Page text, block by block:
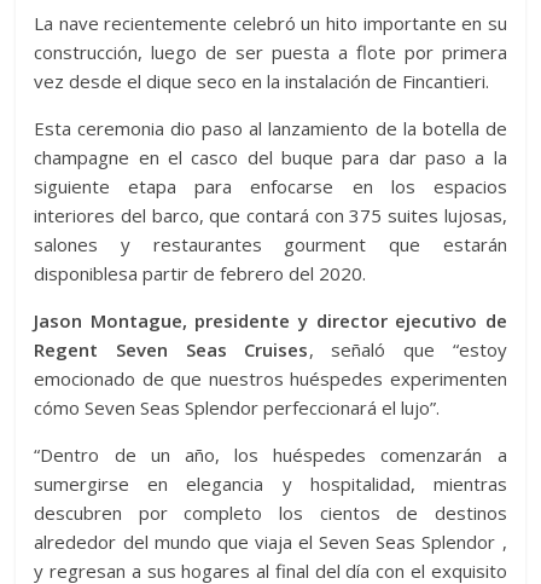
La nave recientemente celebró un hito importante en su
construcción, luego de ser puesta a flote por primera
vez desde el dique seco en la instalación de Fincantieri.
Esta ceremonia dio paso al lanzamiento de la botella de
champagne en el casco del buque para dar paso a la
siguiente etapa para enfocarse en los espacios
interiores del barco, que contará con 375 suites lujosas,
salones y restaurantes gourment que estarán
disponiblesa partir de febrero del 2020.
Jason Montague, presidente y director ejecutivo de
Regent Seven Seas Cruises, señaló que “estoy
emocionado de que nuestros huéspedes experimenten
cómo Seven Seas Splendor perfeccionará el lujo”.
“Dentro de un año, los huéspedes comenzarán a
sumergirse en elegancia y hospitalidad, mientras
descubren por completo los cientos de destinos
alrededor del mundo que viaja el Seven Seas Splendor ,
y regresan a sus hogares al final del día con el exquisito